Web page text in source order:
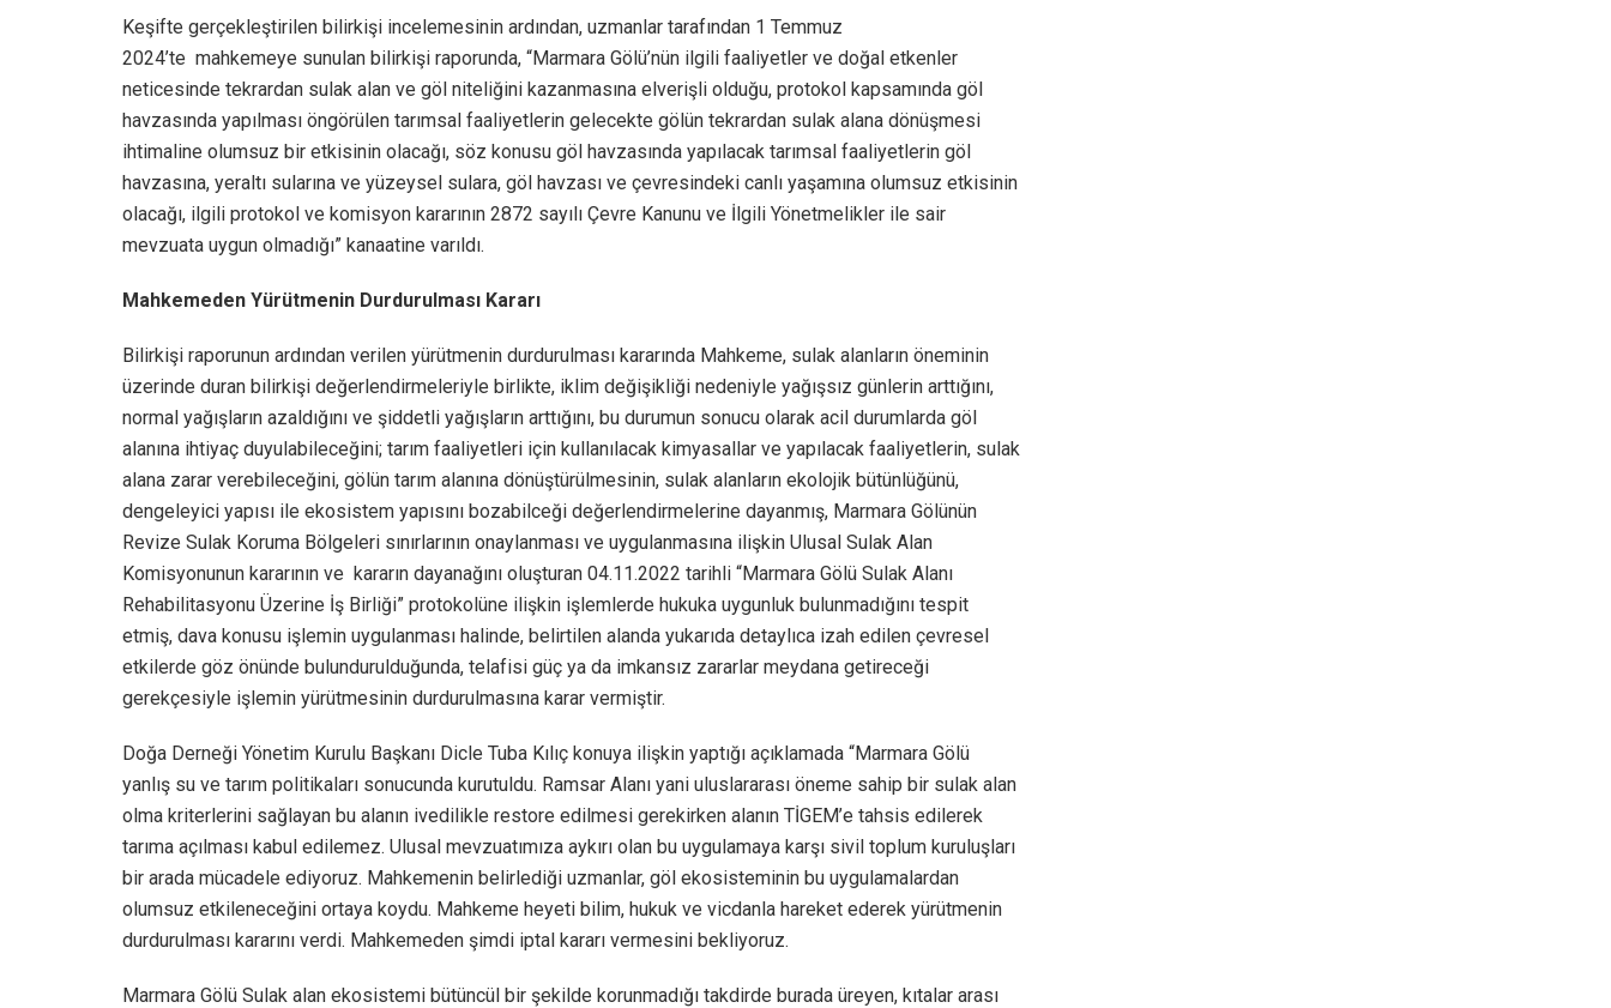
Keşifte gerçekleştirilen bilirkişi incelemesinin ardından, uzmanlar tarafından 1 Temmuz
2024’te mahkemeye sunulan bilirkişi raporunda, “Marmara Gölü’nün ilgili faaliyetler ve doğal etkenler
neticesinde tekrardan sulak alan ve göl niteliğini kazanmasına elverişli olduğu, protokol kapsamında göl
havzasında yapılması öngörülen tarımsal faaliyetlerin gelecekte gölün tekrardan sulak alana dönüşmesi
ihtimaline olumsuz bir etkisinin olacağı, söz konusu göl havzasında yapılacak tarımsal faaliyetlerin göl
havzasına, yeraltı sularına ve yüzeysel sulara, göl havzası ve çevresindeki canlı yaşamına olumsuz etkisinin
olacağı, ilgili protokol ve komisyon kararının 2872 sayılı Çevre Kanunu ve İlgili Yönetmelikler ile sair
mevzuata uygun olmadığı” kanaatine varıldı.
Mahkemeden Yürütmenin Durdurulması Kararı
Bilirkişi raporunun ardından verilen yürütmenin durdurulması kararında Mahkeme, sulak alanların öneminin
üzerinde duran bilirkişi değerlendirmeleriyle birlikte, iklim değişikliği nedeniyle yağışsız günlerin arttığını,
normal yağışların azaldığını ve şiddetli yağışların arttığını, bu durumun sonucu olarak acil durumlarda göl
alanına ihtiyaç duyulabileceğini; tarım faaliyetleri için kullanılacak kimyasallar ve yapılacak faaliyetlerin, sulak
alana zarar verebileceğini, gölün tarım alanına dönüştürülmesinin, sulak alanların ekolojik bütünlüğünü,
dengeleyici yapısı ile ekosistem yapısını bozabilceği değerlendirmelerine dayanmış, Marmara Gölünün
Revize Sulak Koruma Bölgeleri sınırlarının onaylanması ve uygulanmasına ilişkin Ulusal Sulak Alan
Komisyonunun kararının ve kararın dayanağını oluşturan 04.11.2022 tarihli “Marmara Gölü Sulak Alanı
Rehabilitasyonu Üzerine İş Birliği” protokolüne ilişkin işlemlerde hukuka uygunluk bulunmadığını tespit
etmiş, dava konusu işlemin uygulanması halinde, belirtilen alanda yukarıda detaylıca izah edilen çevresel
etkilerde göz önünde bulundurulduğunda, telafisi güç ya da imkansız zararlar meydana getireceği
gerekçesiyle işlemin yürütmesinin durdurulmasına karar vermiştir.
Doğa Derneği Yönetim Kurulu Başkanı Dicle Tuba Kılıç konuya ilişkin yaptığı açıklamada “Marmara Gölü
yanlış su ve tarım politikaları sonucunda kurutuldu. Ramsar Alanı yani uluslararası öneme sahip bir sulak alan
olma kriterlerini sağlayan bu alanın ivedilikle restore edilmesi gerekirken alanın TİGEM’e tahsis edilerek
tarıma açılması kabul edilemez. Ulusal mevzuatımıza aykırı olan bu uygulamaya karşı sivil toplum kuruluşları
bir arada mücadele ediyoruz. Mahkemenin belirlediği uzmanlar, göl ekosisteminin bu uygulamalardan
olumsuz etkileneceğini ortaya koydu. Mahkeme heyeti bilim, hukuk ve vicdanla hareket ederek yürütmenin
durdurulması kararını verdi. Mahkemeden şimdi iptal kararı vermesini bekliyoruz.
Marmara Gölü Sulak alan ekosistemi bütüncül bir şekilde korunmadığı takdirde burada üreyen, kıtalar arası